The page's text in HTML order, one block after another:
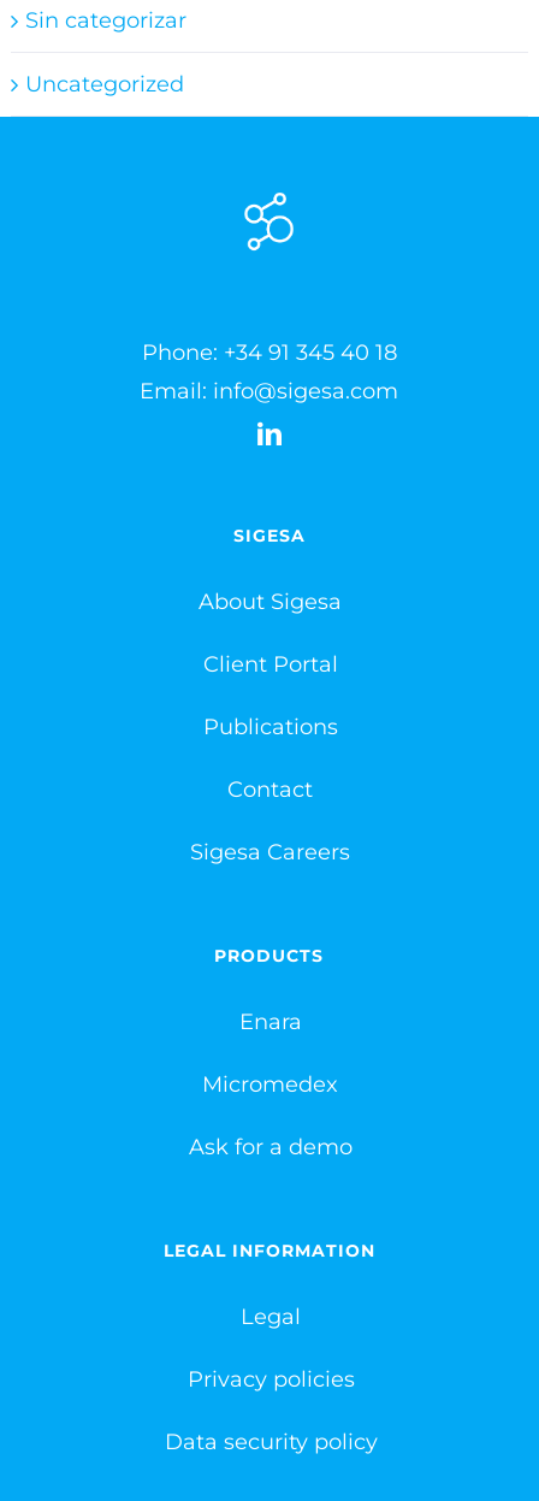
Sin categorizar
Uncategorized
Phone: +34 91 345 40 18
Email: info@sigesa.com
SIGESA
About Sigesa
Client Portal
Publications
Contact
Sigesa Careers
PRODUCTS
Enara
Micromedex
Ask for a demo
LEGAL INFORMATION
Legal
Privacy policies
Data security policy